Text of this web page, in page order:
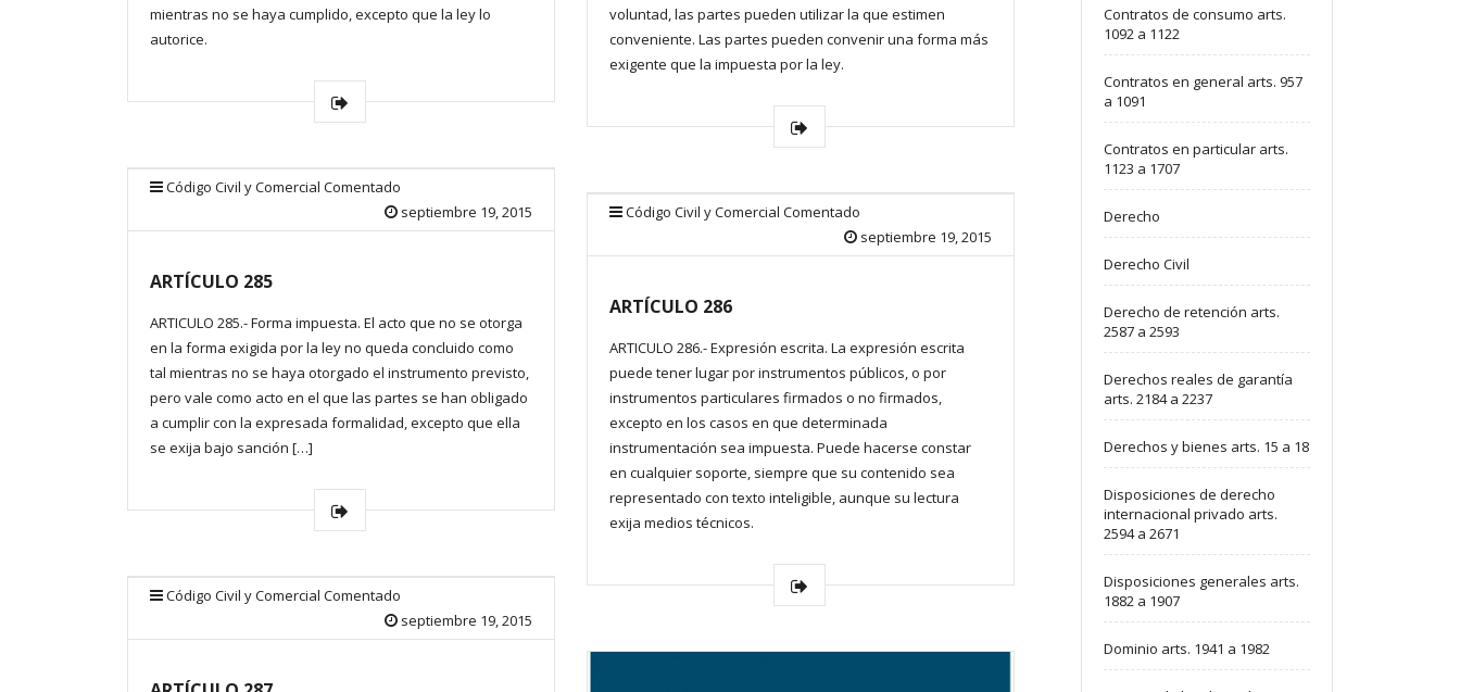
mientras no se haya cumplido, excepto que la ley lo
autorice.
voluntad, las partes pueden utilizar la que estimen
conveniente. Las partes pueden convenir una forma más
exigente que la impuesta por la ley.
Código Civil y Comercial Comentado
septiembre 19, 2015
ARTÍCULO 285
ARTICULO 285.- Forma impuesta. El acto que no se otorga
en la forma exigida por la ley no queda concluido como
tal mientras no se haya otorgado el instrumento previsto,
pero vale como acto en el que las partes se han obligado
a cumplir con la expresada formalidad, excepto que ella
se exija bajo sanción […]
Código Civil y Comercial Comentado
septiembre 19, 2015
ARTÍCULO 286
ARTICULO 286.- Expresión escrita. La expresión escrita
puede tener lugar por instrumentos públicos, o por
instrumentos particulares firmados o no firmados,
excepto en los casos en que determinada
instrumentación sea impuesta. Puede hacerse constar
en cualquier soporte, siempre que su contenido sea
representado con texto inteligible, aunque su lectura
exija medios técnicos.
Código Civil y Comercial Comentado
septiembre 19, 2015
Contratos de consumo arts.
1092 a 1122
Contratos en general arts. 957
a 1091
Contratos en particular arts.
1123 a 1707
Derecho
Derecho Civil
Derecho de retención arts.
2587 a 2593
Derechos reales de garantía
arts. 2184 a 2237
Derechos y bienes arts. 15 a 18
Disposiciones de derecho
internacional privado arts.
2594 a 2671
Disposiciones generales arts.
1882 a 1907
Dominio arts. 1941 a 1982